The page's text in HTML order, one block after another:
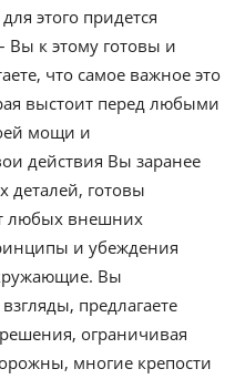
этого придется
Вы к этому готовы и
что самое важное это
выстоит перед любыми
мощи и
действия Вы заранее
деталей, готовы
любых внешних
и убеждения
Вы
предлагаете
ограничивая
многие крепости